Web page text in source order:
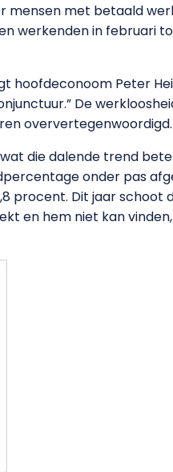
mensen met betaald
werkenden in februari
hoofdeconoom Peter
De
die dalende trend
onder pas
procent. Dit jaar
en hem niet kan